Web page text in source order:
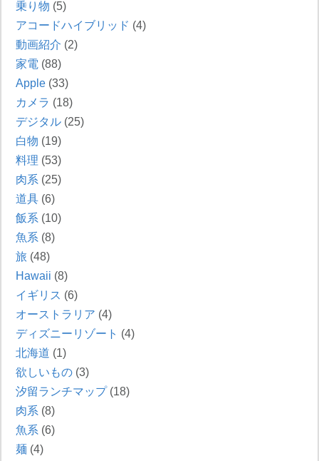
乗り物 (5)
アコードハイブリッド (4)
動画紹介 (2)
家電 (88)
Apple (33)
カメラ (18)
デジタル (25)
白物 (19)
料理 (53)
肉系 (25)
道具 (6)
飯系 (10)
魚系 (8)
旅 (48)
Hawaii (8)
イギリス (6)
オーストラリア (4)
ディズニーリゾート (4)
北海道 (1)
欲しいもの (3)
汐留ランチマップ(18)
肉系 (8)
魚系 (6)
麺 (4)